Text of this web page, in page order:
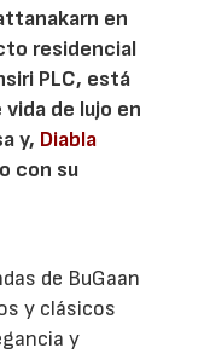
en
residencial
PLC, está
de lujo en
y, Diabla
con su
de BuGaan
y clásicos
y